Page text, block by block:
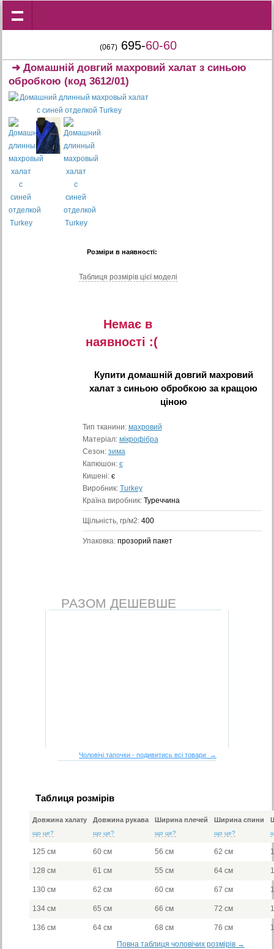
(067) 695-60-60
➜Домашній довгий махровий халат з синьою
обробкою (код 3612/01)
Розміри в наявності:
Таблиця розмiрiв цiєї моделi
Немає в
наявностi :(
Купити домашній довгий махровий
халат з синьою обробкою за кращою
ціною
Тип тканини: махровий
Матеріал: мікрофібра
Сезон: зима
Капюшон: є
Кишені: є
Виробник: Turkey
Країна виробник: Туреччина
Щільність, гр/м2: 400
Упаковка: прозорий пакет
РАЗОМ ДЕШЕВШЕ
Чоловічі тапочки - подивитись всі товари →
Таблиця розмірів
Довжина халату
що це?
Довжина рукава
що це?
Ширина плечей
що це?
Ширина спини
що це?
125 см 60 см 56 см 62 см
128 см 61 см 55 см 64 см
130 см 62 см 60 см 67 см
134 см 65 см 66 см 72 см
136 см 64 см 68 см 76 см
Повна таблиця чоловічих розмірів →